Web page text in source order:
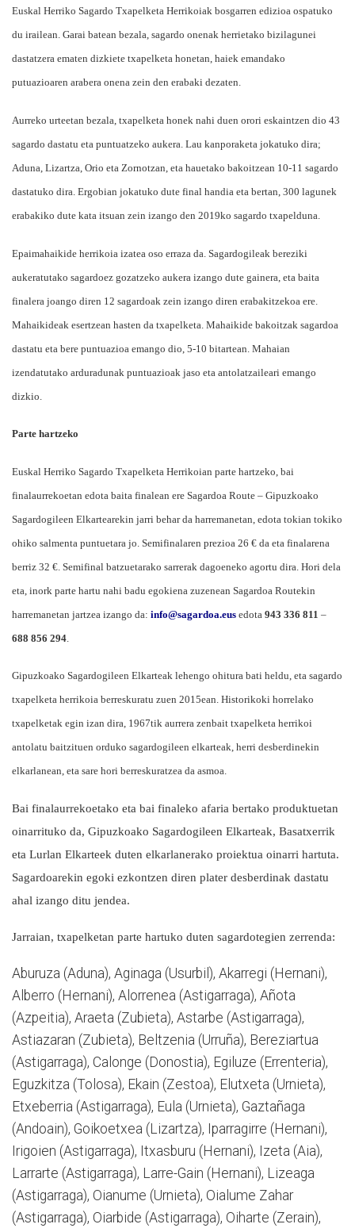
Euskal Herriko Sagardo Txapelketa Herrikoiak bosgarren edizioa ospatuko
du irailean. Garai batean bezala, sagardo onenak herrietako bizilagunei
dastatzera ematen dizkiete txapelketa honetan, haiek emandako
putuazioaren arabera onena zein den erabaki dezaten.
Aurreko urteetan bezala, txapelketa honek nahi duen orori eskaintzen dio 43
sagardo dastatu eta puntuatzeko aukera. Lau kanporaketa jokatuko dira;
Aduna, Lizartza, Orio eta Zornotzan, eta hauetako bakoitzean 10-11 sagardo
dastatuko dira. Ergobian jokatuko dute final handia eta bertan, 300 lagunek
erabakiko dute kata itsuan zein izango den 2019ko sagardo txapelduna.
Epaimahaikide herrikoia izatea oso erraza da. Sagardogileak bereziki
aukeratutako sagardoez gozatzeko aukera izango dute gainera, eta baita
finalera joango diren 12 sagardoak zein izango diren erabakitzekoa ere.
Mahaikideak esertzean hasten da txapelketa. Mahaikide bakoitzak sagardoa
dastatu eta bere puntuazioa emango dio, 5-10 bitartean. Mahaian
izendatutako arduradunak puntuazioak jaso eta antolatzaileari emango
dizkio.
Parte hartzeko
Euskal Herriko Sagardo Txapelketa Herrikoian parte hartzeko, bai
finalaurrekoetan edota baita finalean ere Sagardoa Route – Gipuzkoako
Sagardogileen Elkartearekin jarri behar da harremanetan, edota tokian tokiko
ohiko salmenta puntuetara jo. Semifinalaren prezioa 26 € da eta finalarena
berriz 32 €. Semifinal batzuetarako sarrerak dagoeneko agortu dira. Hori dela
eta, inork parte hartu nahi badu egokiena zuzenean Sagardoa Routekin
harremanetan jartzea izango da: info@sagardoa.eus edota 943 336 811 –
688 856 294
Gipuzkoako Sagardogileen Elkarteak lehengo ohitura bati heldu, eta sagardo
txapelketa herrikoia berreskuratu zuen 2015ean. Historikoki horrelako
txapelketak egin izan dira, 1967tik aurrera zenbait txapelketa herrikoi
antolatu baitzituen orduko sagardogileen elkarteak, herri desberdinekin
elkarlanean, eta sare hori berreskuratzea da asmoa.
Bai finalaurrekoetako eta bai finaleko afaria bertako produktuetan
oinarrituko da, Gipuzkoako Sagardogileen Elkarteak, Basatxerrik
eta Lurlan Elkarteek duten elkarlanerako proiektua oinarri hartuta.
Sagardoarekin egoki ezkontzen diren plater desberdinak dastatu
ahal izango ditu jendea.
Jarraian, txapelketan parte hartuko duten sagardotegien zerrenda:
Aburuza (Aduna), Aginaga (Usurbil), Akarregi (Hernani),
Alberro (Hernani), Alorrenea (Astigarraga), Añota
(Azpeitia), Araeta (Zubieta), Astarbe (Astigarraga),
Astiazaran (Zubieta), Beltzenia (Urruña), Bereziartua
(Astigarraga), Calonge (Donostia), Egiluze (Errenteria),
Eguzkitza (Tolosa), Ekain (Zestoa), Elutxeta (Urnieta),
Etxeberria (Astigarraga), Eula (Urnieta), Gaztañaga
(Andoain), Goikoetxea (Lizartza), Iparragirre (Hernani),
Irigoien (Astigarraga), Itxasburu (Hernani), Izeta (Aia),
Larrarte (Astigarraga), Larre-Gain (Hernani), Lizeaga
(Astigarraga), Oianume (Urnieta), Oialume Zahar
(Astigarraga), Oiarbide (Astigarraga), Oiharte (Zerain),